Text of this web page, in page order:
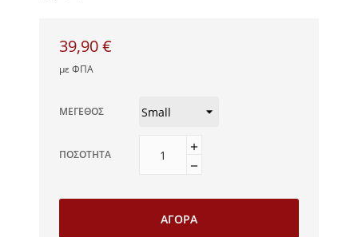
39,90 €
με ΦΠΑ
ΜΈΓΕΘΟΣ
ΠΟΣΌΤΗΤΑ
ΑΓΟΡΆ